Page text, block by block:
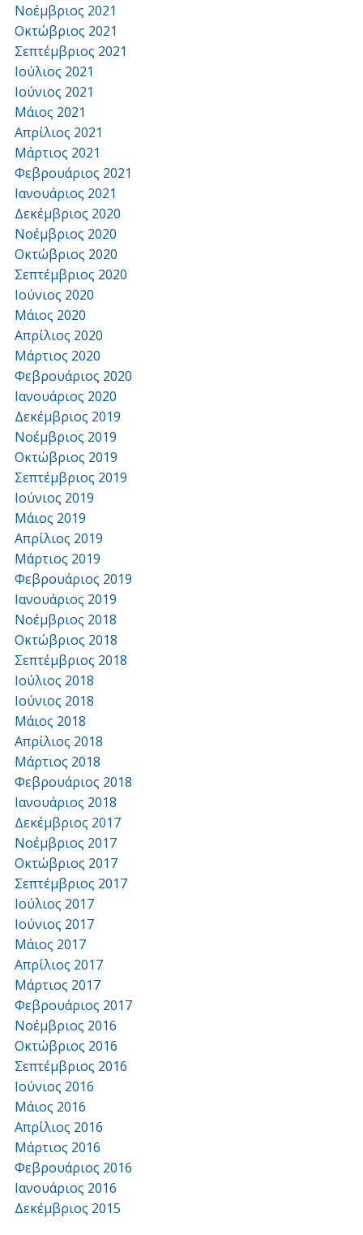
Νοέμβριος 2021
Οκτώβριος 2021
Σεπτέμβριος 2021
Ιούλιος 2021
Ιούνιος 2021
Μάιος 2021
Απρίλιος 2021
Μάρτιος 2021
Φεβρουάριος 2021
Ιανουάριος 2021
Δεκέμβριος 2020
Νοέμβριος 2020
Οκτώβριος 2020
Σεπτέμβριος 2020
Ιούνιος 2020
Μάιος 2020
Απρίλιος 2020
Μάρτιος 2020
Φεβρουάριος 2020
Ιανουάριος 2020
Δεκέμβριος 2019
Νοέμβριος 2019
Οκτώβριος 2019
Σεπτέμβριος 2019
Ιούνιος 2019
Μάιος 2019
Απρίλιος 2019
Μάρτιος 2019
Φεβρουάριος 2019
Ιανουάριος 2019
Νοέμβριος 2018
Οκτώβριος 2018
Σεπτέμβριος 2018
Ιούλιος 2018
Ιούνιος 2018
Μάιος 2018
Απρίλιος 2018
Μάρτιος 2018
Φεβρουάριος 2018
Ιανουάριος 2018
Δεκέμβριος 2017
Νοέμβριος 2017
Οκτώβριος 2017
Σεπτέμβριος 2017
Ιούλιος 2017
Ιούνιος 2017
Μάιος 2017
Απρίλιος 2017
Μάρτιος 2017
Φεβρουάριος 2017
Νοέμβριος 2016
Οκτώβριος 2016
Σεπτέμβριος 2016
Ιούνιος 2016
Μάιος 2016
Απρίλιος 2016
Μάρτιος 2016
Φεβρουάριος 2016
Ιανουάριος 2016
Δεκέμβριος 2015